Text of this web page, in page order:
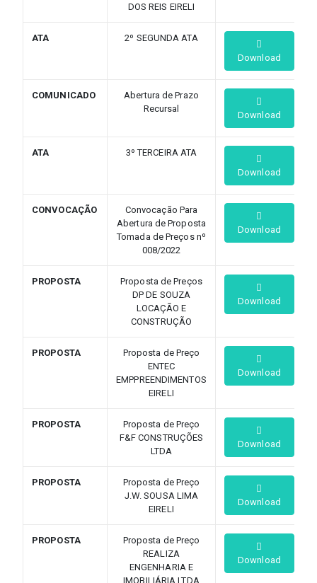
DOS REIS EIRELI
ATA
2º SEGUNDA ATA
Download
COMUNICADO
Abertura de Prazo
Recursal
Download
ATA
3º TERCEIRA ATA
Download
CONVOCAÇÃO
Convocação Para
Abertura de Proposta
Tomada de Preços nº
008/2022
Download
PROPOSTA
Proposta de Preços
DP DE SOUZA
LOCAÇÃO E
CONSTRUÇÃO
Download
PROPOSTA
Proposta de Preço
ENTEC
EMPPREENDIMENTOS
EIRELI
Download
PROPOSTA
Proposta de Preço
F&F CONSTRUÇÕES
LTDA
Download
PROPOSTA
Proposta de Preço
J.W. SOUSA LIMA
EIRELI
Download
PROPOSTA
Proposta de Preço
REALIZA
ENGENHARIA E
IMOBILIÁRIA LTDA
Download